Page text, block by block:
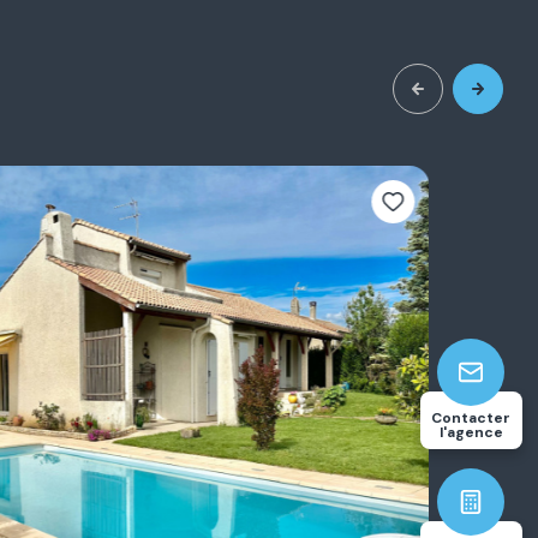
chambre(s)
117.94
m²
Contacter
l'agence